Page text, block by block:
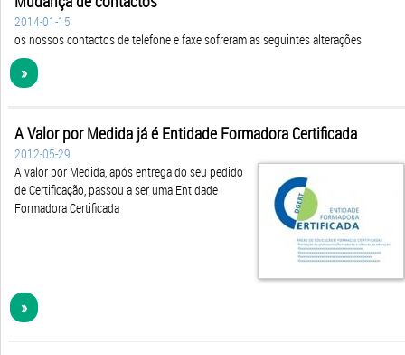
2014-01-15
os nossos contactos de telefone e faxe sofreram as seguintes alterações
»
A Valor por Medida já é Entidade Formadora Certificada
2012-05-29
A valor por Medida, após entrega do seu pedido
de Certificação, passou a ser uma Entidade
Formadora Certificada
»